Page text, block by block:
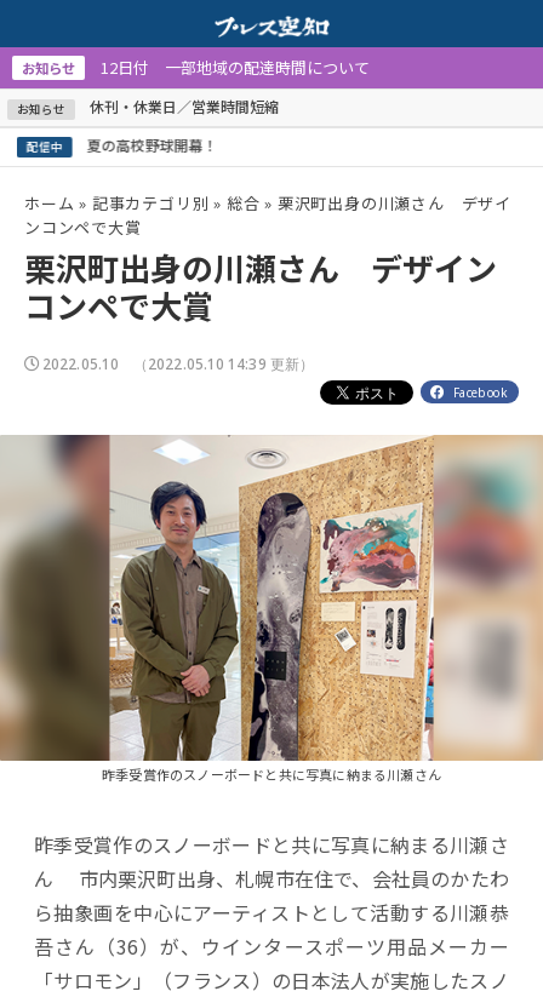
お知らせ 12日付 一部地域の配達時間について
お知らせ 休刊・休業日／営業時間短縮
配信中 夏の高校野球開幕！
ホーム » 記事カテゴリ別 » 総合 » 栗沢町出身の川瀬さん デザイ
ンコンペで大賞
栗沢町出身の川瀬さん デザイン
コンペで大賞
2022.05.10 （2022.05.10 14:39 更新）
Facebook
昨季受賞作のスノーボードと共に写真に納まる川瀬さん
昨季受賞作のスノーボードと共に写真に納まる川瀬さ
ん 市内栗沢町出身、札幌市在住で、会社員のかたわ
ら抽象画を中心にアーティストとして活動する川瀬恭
吾さん（36）が、ウインタースポーツ用品メーカー
「サロモン」（フランス）の日本法人が実施したスノ